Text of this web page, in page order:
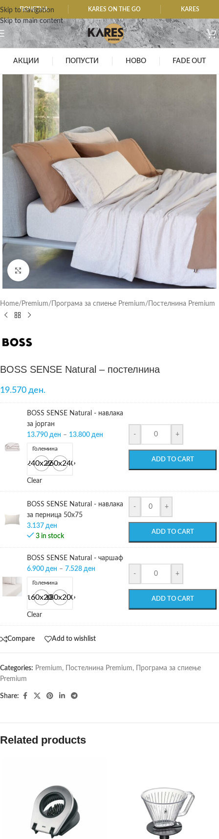
Skip to navigation
Skip to main content
ПОЧЕТНА KARES ON THE GO KARES
АКЦИИ ПОПУСТИ НОВО FADE OUT
Click to enlarge
Home/ Premium/ Програма за спиење Premium/ Постелнина Premium
BOSS SENSE Natural – постелнина
19.570 ден.
BOSS SENSE Natural - навлака
за јорган
13.790 ден – 13.800 ден
Големина
240х220260х240
Clear
- +
ADD TO CART
BOSS SENSE Natural - навлака
за перница 50х75
3.137 ден
3 in stock
- +
ADD TO CART
BOSS SENSE Natural - чаршаф
6.900 ден – 7.528 ден
Големина
160x200180x200
Clear
- +
ADD TO CART
Compare Add to wishlist
Categories: Premium, Постелнина Premium,
Програма за спиење
Premium
Share:
Related products